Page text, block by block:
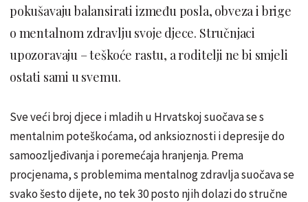
pokušavaju balansirati između posla, obveza i brige
o mentalnom zdravlju svoje djece. Stručnjaci
upozoravaju – teškoće rastu, a roditelji ne bi smjeli
ostati sami u svemu.
Sve veći broj djece i mladih u Hrvatskoj suočava se s
mentalnim poteškoćama, od anksioznosti i depresije do
samoozljeđivanja i poremećaja hranjenja. Prema
procjenama, s problemima mentalnog zdravlja suočava se
svako šesto dijete, no tek 30 posto njih dolazi do stručne